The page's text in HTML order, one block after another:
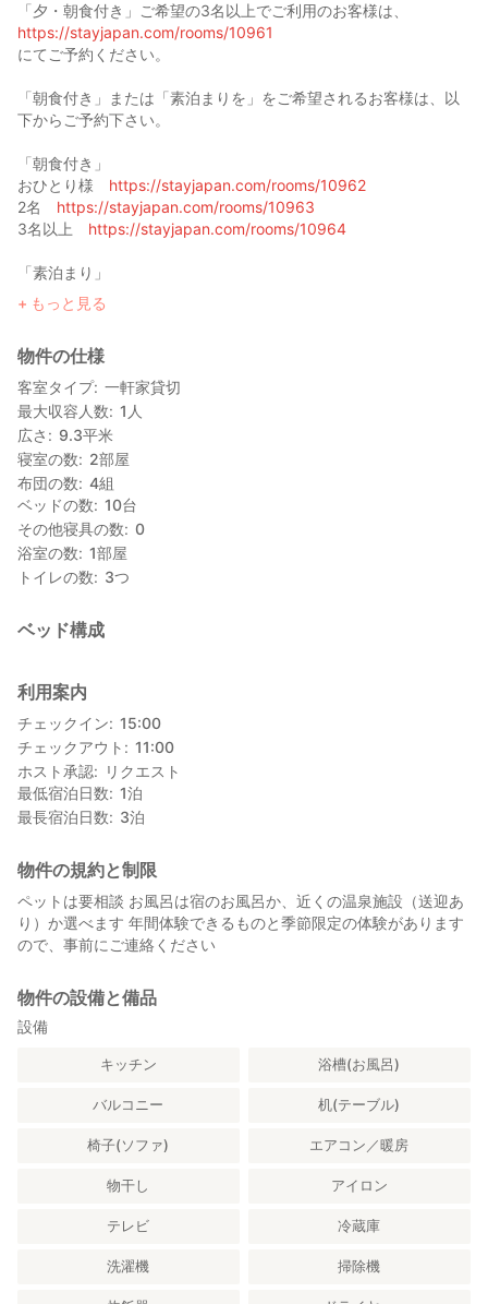
「夕・朝食付き」ご希望の3名以上でご利用のお客様は、
https://stayjapan.com/rooms/10961
にてご予約ください。
「朝食付き」または「素泊まりを」をご希望されるお客様は、以
下からご予約下さい。
「朝食付き」
おひとり様 https://stayjapan.com/rooms/10962
2名 https://stayjapan.com/rooms/10963
3名以上 https://stayjapan.com/rooms/10964
「素泊まり」
おひとり様
2名 https://stayjapan.com/rooms/10966
■最寄り駅・交通：くまがわ鉄道湯前駅から車で約15分。九州自
動車道「人吉インター」から車で約50分。
■送迎：くまがわ鉄道湯前駅より送迎あり（予約時に要予約）
■子供料金：小学生までは子ども料金。乳児はカウントしませ
ん。
■リネン・アメニティ：歯ブラシやタオル類、寝巻きはご持参く
ださい。
■入浴：自宅離れの手作り風呂または近くの温泉施設から選択可
能(温泉施設の場合は送迎あり。入浴代はお客様にご負担していた
だきます）。
【物件の特徴】
通るのがやっとの農道に入ってようやくたどり着きます。標高
である濱川裕子さんのご主人で２代目で、それまでは米農家だっ
たそう。現在も茶以外に、イチゴ、米、各種野菜、果樹などを栽
培し、山ではタケノコや山菜と山の幸が豊富です。
民宿は平成18年にオープン。客室は２階建ての一軒家。かつては
牛小屋だったところを外観や屋根はそのままに改装しました。
茶も抜群の風味です。
夕食は懐石風、品数も多く、どれも自家栽培の旬の野菜を使った
ものです。２階まで吹き抜けになった開放的なラウンジでいただ
きます。
10名まで泊まれるので、ラフティングの仲間、学生のサークル仲
２階は寝室、１階のラウンジで食事や団欒。また、ピアノが置か
れ、演奏会を開催することも。室内のインテリア、パッチワーク
す。茶畑に面して取り付けた窓からの陽光が明るく、快適に過ご
浴室は離れにあり、こちらも手作りで岩風呂のような野趣もあり
・外国人の学生、旅行者：
激するはず。
また、ご夫婦のあたたかな笑顔は言葉を超えたコミュニケーショ
もっと見る
物件の仕様
客室タイプ 一軒家貸切
最大収容人数
1 人
広さ
9.3平米
寝室の数
2部屋
布団の数
4組
ベッドの数
10台
その他寝具の数
0
浴室の数
1部屋
トイレの数
3つ
ベッド構成
利用案内
チェックイン
15:00
チェックアウト
11:00
ホスト承認
リクエスト
最低宿泊日数
1泊
最長宿泊日数
3泊
物件の規約と制限
ペットは要相談 お風呂は宿のお風呂か、近くの温泉施設（送迎あ
り）か選べます 年間体験できるものと季節限定の体験があります
ので、事前にご連絡ください
物件の設備と備品
設備
キッチン 浴槽(お風呂)
バルコニー 机(テーブル)
椅子(ソファ) エアコン／暖房
物干し アイロン
テレビ 冷蔵庫
洗濯機 掃除機